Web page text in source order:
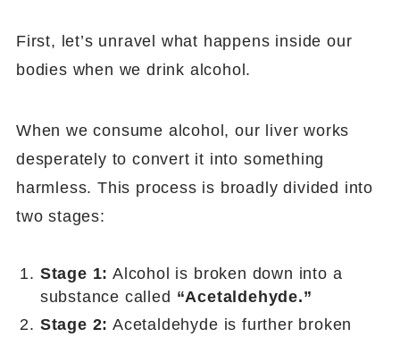
First, let’s unravel what happens inside our
bodies when we drink alcohol.
When we consume alcohol, our liver works
desperately to convert it into something
harmless. This process is broadly divided into
two stages:
Stage 1: Alcohol is broken down into a
substance called “Acetaldehyde.”
Stage 2: Acetaldehyde is further broken